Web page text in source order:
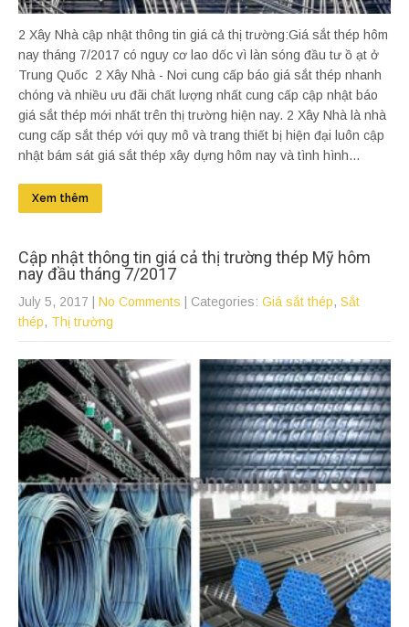
2 Xây Nhà cập nhật thông tin giá cả thị trường:Giá sắt thép hôm
nay tháng 7/2017 có nguy cơ lao dốc vì làn sóng đầu tư ồ ạt ở
Trung Quốc 2 Xây Nhà - Nơi cung cấp báo giá sắt thép nhanh
chóng và nhiều ưu đãi chất lượng nhất cung cấp cập nhật báo
giá sắt thép mới nhất trên thị trường hiện nay. 2 Xây Nhà là nhà
cung cấp sắt thép với quy mô và trang thiết bị hiện đại luôn cập
nhật bám sát giá sắt thép xây dựng hôm nay và tình hình...
Xem thêm
Cập nhật thông tin giá cả thị trường thép Mỹ hôm
nay đầu tháng 7/2017
July 5, 2017 No Comments | Categories: Giá sắt thép, Sắt
thép, Thị trường